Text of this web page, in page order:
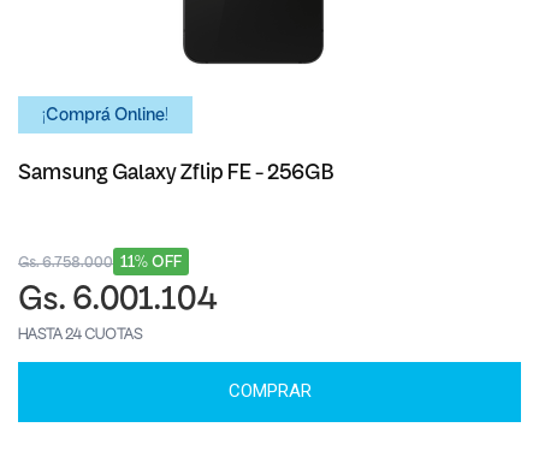
¡Comprá Online!
Samsung Galaxy Zflip FE - 256GB
11% OFF
Gs. 6.758.000
Gs. 6.001.104
HASTA 24 CUOTAS
COMPRAR